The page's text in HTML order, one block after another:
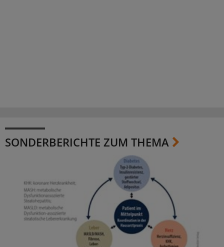
SONDERBERICHTE ZUM THEMA